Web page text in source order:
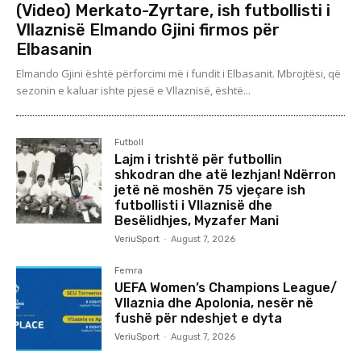
(Video) Merkato-Zyrtare, ish futbollisti i
Vllaznisë Elmando Gjini firmos për
Elbasanin
Elmando Gjini është përforcimi më i fundit i Elbasanit. Mbrojtësi, që
sezonin e kaluar ishte pjesë e Vllaznisë, është...
Futboll
Lajm i trishtë për futbollin
shkodran dhe atë lezhjan! Ndërron
jetë në moshën 75 vjeçare ish
futbollisti i Vllaznisë dhe
Besëlidhjes, Myzafer Mani
VeriuSport - August 7, 2026
Femra
UEFA Women’s Champions League/
Vllaznia dhe Apolonia, nesër në
fushë për ndeshjet e dyta
VeriuSport - August 7, 2026